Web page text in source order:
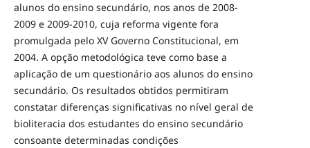
alunos do ensino secundário, nos anos de 2008-
2009 e 2009-2010, cuja reforma vigente fora
promulgada pelo XV Governo Constitucional, em
2004. A opção metodológica teve como base a
aplicação de um questionário aos alunos do ensino
secundário. Os resultados obtidos permitiram
constatar diferenças significativas no nível geral de
bioliteracia dos estudantes do ensino secundário
consoante determinadas condições